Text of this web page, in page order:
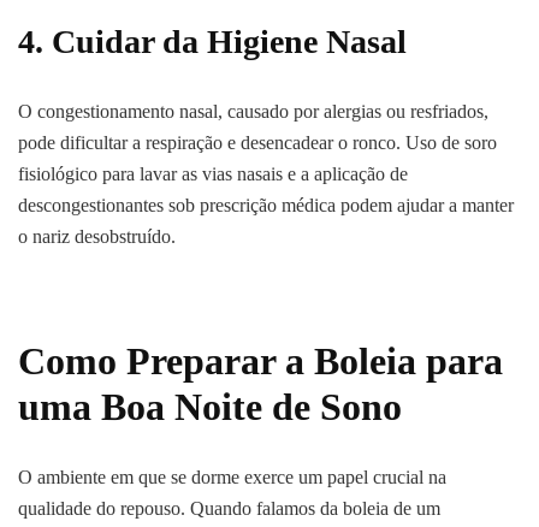
4. Cuidar da Higiene Nasal
O congestionamento nasal, causado por alergias ou resfriados,
pode dificultar a respiração e desencadear o ronco. Uso de soro
fisiológico para lavar as vias nasais e a aplicação de
descongestionantes sob prescrição médica podem ajudar a manter
o nariz desobstruído.
Como Preparar a Boleia para
uma Boa Noite de Sono
O ambiente em que se dorme exerce um papel crucial na
qualidade do repouso. Quando falamos da boleia de um